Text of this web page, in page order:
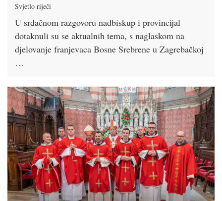
Svjetlo riječi
U srdačnom razgovoru nadbiskup i provincijal
dotaknuli su se aktualnih tema, s naglaskom na
djelovanje franjevaca Bosne Srebrene u Zagrebačkoj
…